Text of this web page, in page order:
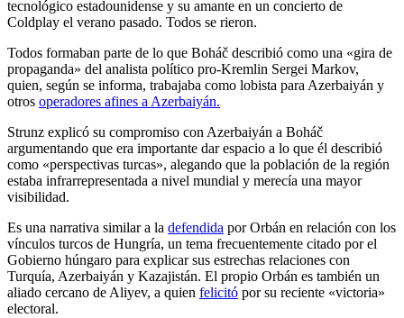
tecnológico estadounidense y su amante en un concierto de
Coldplay el verano pasado. Todos se rieron.
Todos formaban parte de lo que Boháč describió como una «gira de
propaganda» del analista político pro-Kremlin Sergei Markov,
quien, según se informa, trabajaba como lobista para Azerbaiyán y
otros operadores afines a Azerbaiyán.
Strunz explicó su compromiso con Azerbaiyán a Boháč
argumentando que era importante dar espacio a lo que él describió
como «perspectivas turcas», alegando que la población de la región
estaba infrarrepresentada a nivel mundial y merecía una mayor
visibilidad.
Es una narrativa similar a la defendida por Orbán en relación con los
vínculos turcos de Hungría, un tema frecuentemente citado por el
Gobierno húngaro para explicar sus estrechas relaciones con
Turquía, Azerbaiyán y Kazajistán. El propio Orbán es también un
aliado cercano de Aliyev, a quien felicitó por su reciente «victoria»
electoral.